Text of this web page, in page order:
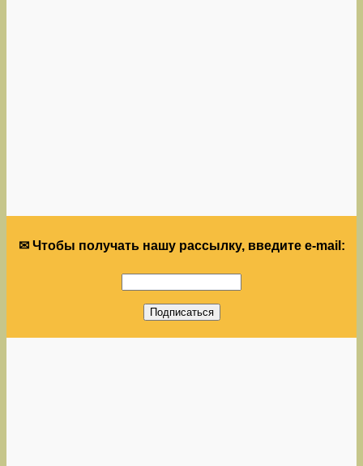
✉ Чтобы получать нашу рассылку, введите e-mail: